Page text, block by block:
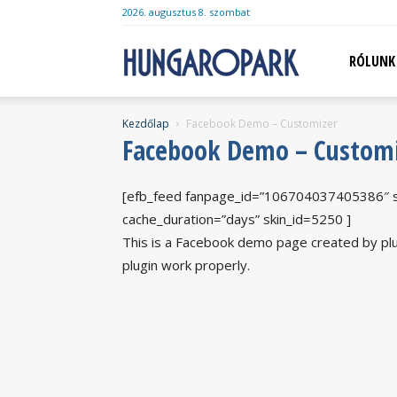
2026. augusztus 8. szombat
HungaroparkRÓLUNK
Kezdőlap Facebook Demo – Customizer
Facebook Demo –
[efb_feed fanpage_id=”106704037405386″
cache_duration=”days” skin_id=5250 ]
This is a Facebook demo page created by
plugin work properly.